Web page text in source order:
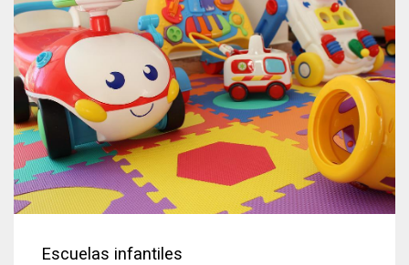
Escuelas infantiles